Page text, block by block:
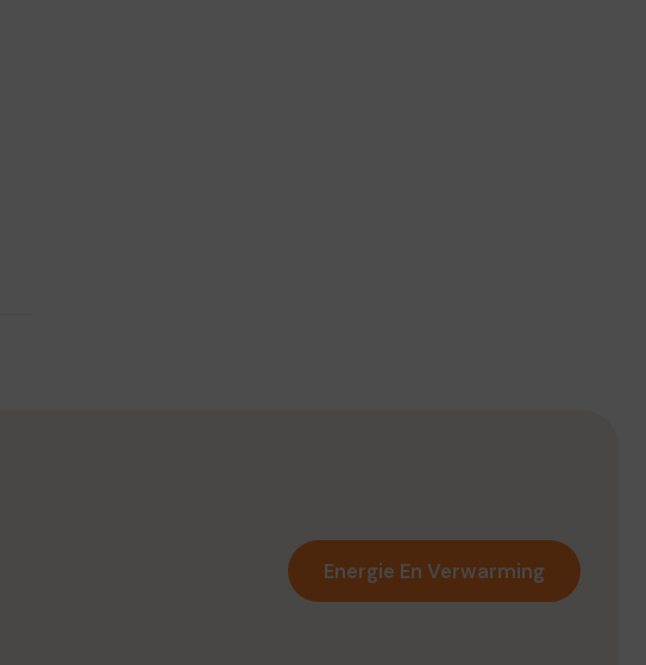
Energie En Verwarming